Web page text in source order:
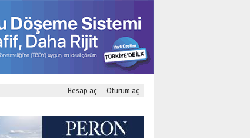
Hesap aç Oturum aç